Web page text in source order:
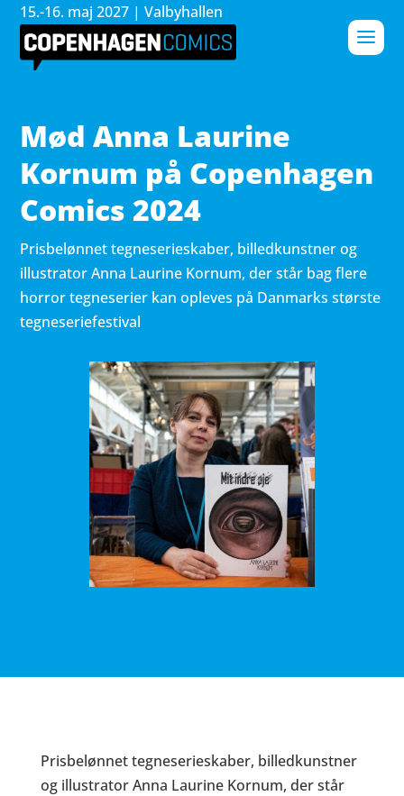
15.-16. maj 2027 | Valbyhallen
Mød Anna Laurine
Kornum på Copenhagen
Comics 2024
Prisbelønnet tegneserieskaber, billedkunstner og
illustrator Anna Laurine Kornum, der står bag flere
horror tegneserier kan opleves på Danmarks største
tegneseriefestival
Prisbelønnet tegneserieskaber, billedkunstner
og illustrator Anna Laurine Kornum, der står